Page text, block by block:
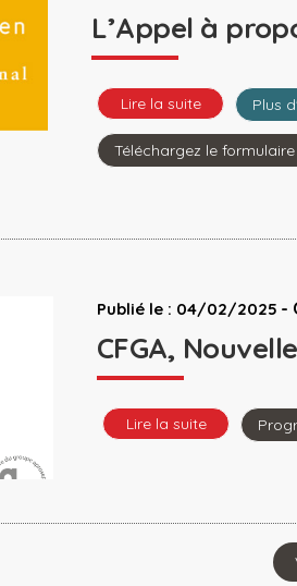
L’Appel à
Lire la suite Plus
Téléchargez le
Publié le : 04/02/2025 -
CFGA,
Lire la suite